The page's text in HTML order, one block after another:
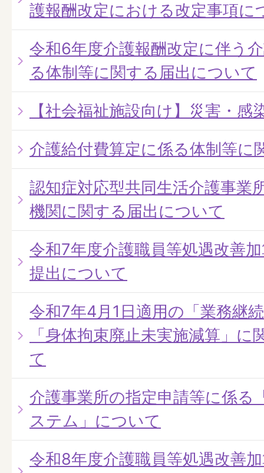
護報酬改定における改定事項に
令和6年度介護報酬改定に伴う
る体制等に関する届出について
【社会福祉施設向け】災害・感
介護給付費算定に係る体制等に
認知症対応型共同生活介護事業
機関に関する届出について
令和7年度介護職員等処遇改善
提出について
令和7年4月1日適用の「業務継
「身体拘束廃止未実施減算」
て
介護事業所の指定申請等に係る
ステム」について
令和8年度介護職員等処遇改善